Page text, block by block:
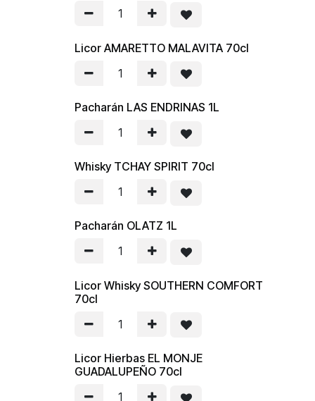
Licor AMARETTO MALAVITA 70cl
Pacharán LAS ENDRINAS 1L
Whisky TCHAY SPIRIT 70cl
Pacharán OLATZ 1L
Licor Whisky SOUTHERN COMFORT
70cl
Licor Hierbas EL MONJE
GUADALUPEÑO 70cl